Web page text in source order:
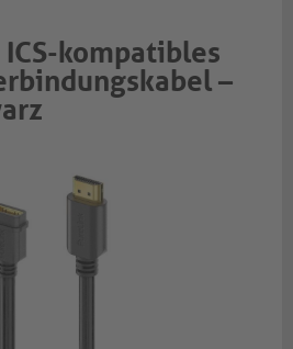
kompatibles
–